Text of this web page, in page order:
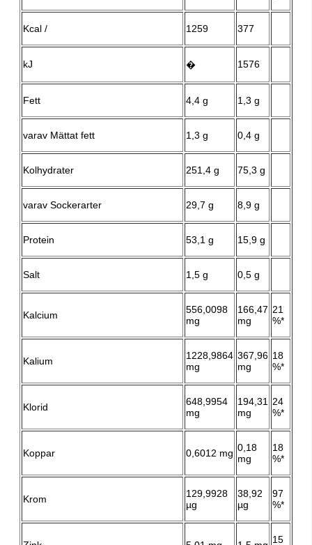
Kcal / 1259 377
kJ � 1576
Fett 4,4 g 1,3 g
varav Mättat fett 1,3 g 0,4 g
Kolhydrater 251,4 g 75,3 g
varav Sockerarter 29,7 g 8,9 g
Protein 53,1 g 15,9 g
Salt 1,5 g 0,5 g
Kalcium
556,0098
mg
166,47
mg
21
%*
Kalium
1228,9864
mg
367,96
mg
18
%*
Klorid
648,9954
mg
194,31
mg
24
%*
Koppar 0,6012 mg 0,18
mg
18
%*
Krom
129,9928
µg
38,92
µg
97
%*
15